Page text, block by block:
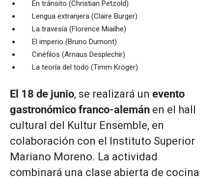
En tránsito (Christian Petzold)
Lengua extranjera (Claire Burger)
La travesía (Florence Miailhe)
El imperio (Bruno Dumont)
Cinéfilos (Arnaus Desplechir)
La teoría del todo (Timm Kröger)
El 18 de junio, se realizará un evento
gastronómico franco-alemán en el hall
cultural del Kultur Ensemble, en
colaboración con el Instituto Superior
Mariano Moreno. La actividad
combinará una clase abierta de cocina